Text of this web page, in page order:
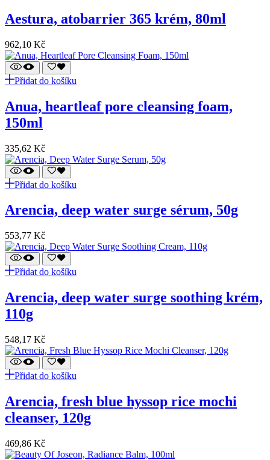
aestura, atobarrier 365 krém, 80ml
962,10 Kč
Přidat do košíku
anua, heartleaf pore cleansing foam,
150ml
335,62 Kč
Přidat do košíku
arencia, deep water surge sérum, 50g
553,77 Kč
Přidat do košíku
arencia, deep water surge soothing krém,
110g
548,17 Kč
Přidat do košíku
arencia, fresh blue hyssop rice mochi
cleanser, 120g
469,86 Kč